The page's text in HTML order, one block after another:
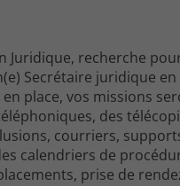
Juridique, recherche
Secrétaire juridique
place, vos missions
des
courriers,
calendriers de
prise de